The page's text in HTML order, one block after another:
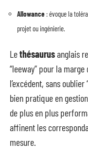
Allowance : évoque la
projet ou ingénierie.
Lethésaurusanglais
“leeway” pour la
l’excédent, sans
bien pratique en
de plus en plus
affinent les
mesure.